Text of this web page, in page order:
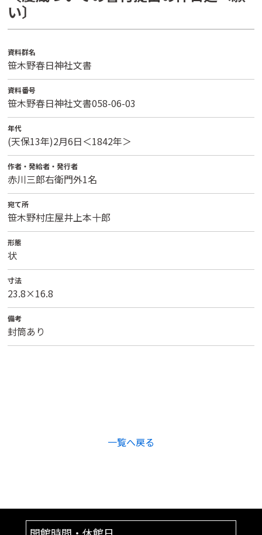
い〕
資料群名
笹木野春日神社文書
資料番号
笹木野春日神社文書058-06-03
年代
(天保13年)2月6日＜1842年＞
作者・発給者・発行者
赤川三郎右衛門外1名
宛て所
笹木野村庄屋井上本十郎
形態
状
寸法
23.8×16.8
備考
封筒あり
一覧へ戻る